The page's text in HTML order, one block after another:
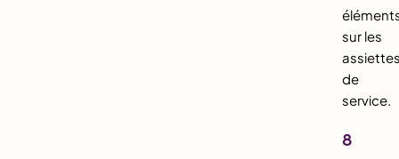
sur les
assiettes
de
service.
8